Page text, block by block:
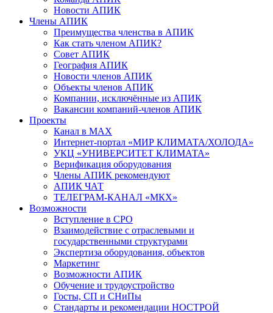
Новости АПИК
Члены АПИК
Преимущества членства в АПИК
Как стать членом АПИК?
Совет АПИК
География АПИК
Новости членов АПИК
Объекты членов АПИК
Компании, исключённые из АПИК
Вакансии компаний-членов АПИК
Проекты
Канал в MAX
Интернет-портал «МИР КЛИМАТА/ХОЛОДА»
УКЦ «УНИВЕРСИТЕТ КЛИМАТА»
Верификация оборудования
Члены АПИК рекомендуют
АПИК ЧАТ
ТЕЛЕГРАМ-КАНАЛ «МКХ»
Возможности
Вступление в СРО
Взаимодействие с отраслевыми и
государственными структурами
Экспертиза оборудования, объектов
Маркетинг
Возможности АПИК
Обучение и трудоустройство
Госты, СП и СНиПы
Стандарты и рекомендации НОСТРОЙ